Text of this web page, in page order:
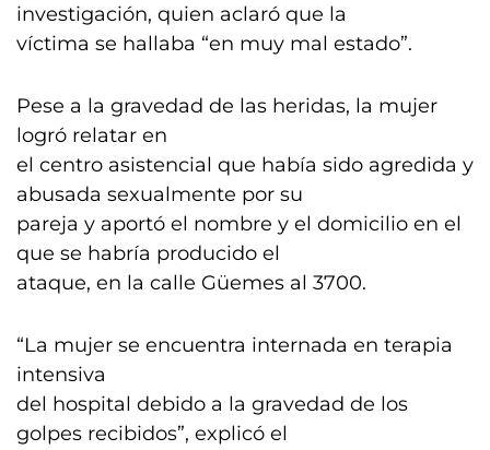
investigación, quien aclaró que la
víctima se hallaba “en muy mal estado”.
Pese a la gravedad de las heridas, la mujer
logró relatar en
el centro asistencial que había sido agredida y
abusada sexualmente por su
pareja y aportó el nombre y el domicilio en el
que se habría producido el
ataque, en la calle Güemes al 3700.
“La mujer se encuentra internada en terapia
intensiva
del hospital debido a la gravedad de los
golpes recibidos”, explicó el